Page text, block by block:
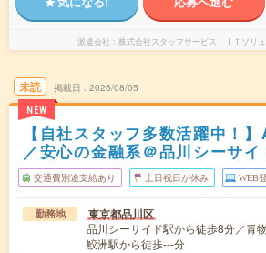
派遣会社 株式会社スタッフサービス ＩＴソリ
未読
NEW
掲載日 2026/08/05
【自社スタッフ多数活躍中！
／安心の金融系＠品川シーサイ
交通費別途支給あり 土日祝日が休み WEB
勤務地 東京都品川区
品川シーサイド駅から徒歩8分／青
鮫洲駅から徒歩---分